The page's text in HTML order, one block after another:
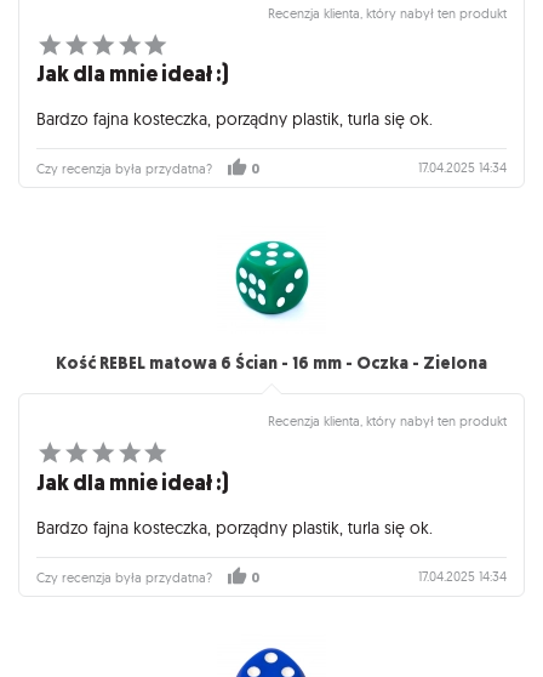
Recenzja klienta, który nabył ten produkt
Jak dla mnie ideał :)
Bardzo fajna kosteczka, porządny plastik, turla się ok.
Czy recenzja była przydatna? 0 17.04.2025 14:34
Kość REBEL matowa 6 Ścian - 16 mm - Oczka - Zielona
Recenzja klienta, który nabył ten produkt
Jak dla mnie ideał :)
Bardzo fajna kosteczka, porządny plastik, turla się ok.
Czy recenzja była przydatna? 0 17.04.2025 14:34